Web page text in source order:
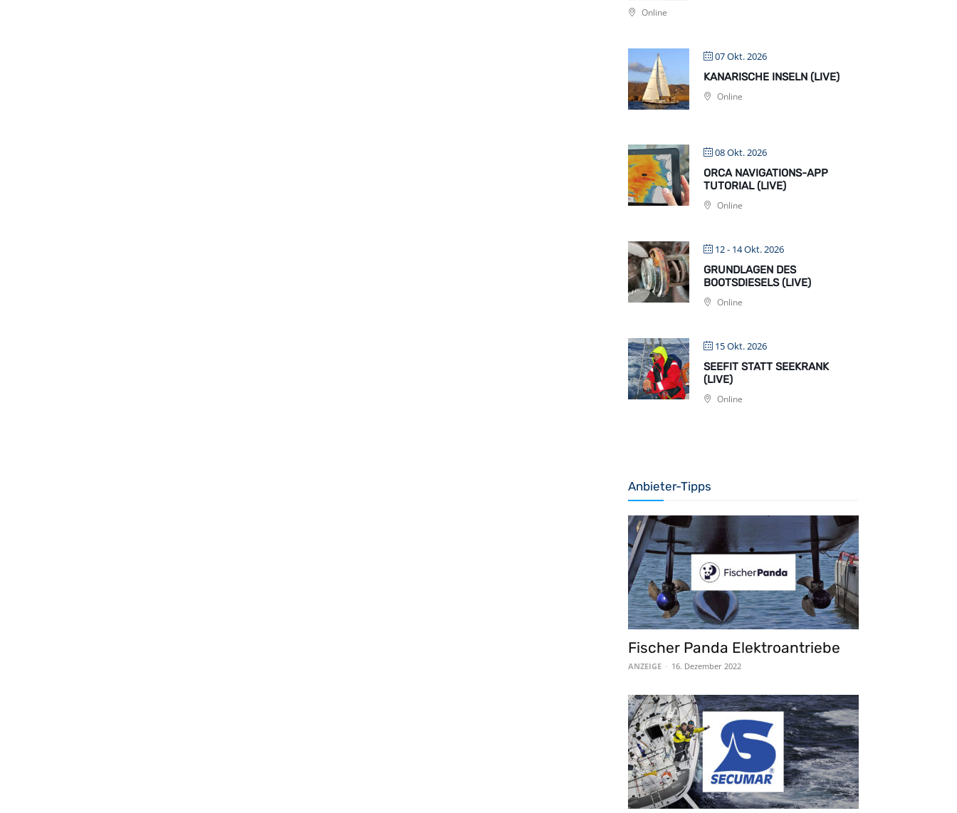
Online
07 Okt. 2026
KANARISCHE INSELN (LIVE)
Online
08 Okt. 2026
ORCA NAVIGATIONS-APP
TUTORIAL (LIVE)
Online
12 - 14 Okt. 2026
GRUNDLAGEN DES
BOOTSDIESELS (LIVE)
Online
15 Okt. 2026
SEEFIT STATT SEEKRANK
(LIVE)
Online
Anbieter-Tipps
Fischer Panda Elektroantriebe
ANZEIGE - 16. Dezember 2022